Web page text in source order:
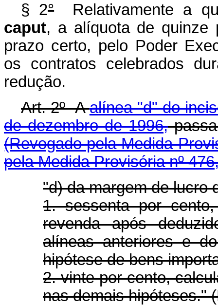
§ 2°Relativamente a
caput, a alíquota de quinze
prazo certo, pelo Poder
os contratos celebrados
redução.
Art. 2º Aalínea "d" do
de dezembro de 1996,passa
(Revogado pela Medida
pela Medida Provisória nº
"d) da margem de lucro
1. sessenta por
revenda após
alíneas anteriores e
hipótese de bens
2. vinte por cento,
nas demais hipóteses."